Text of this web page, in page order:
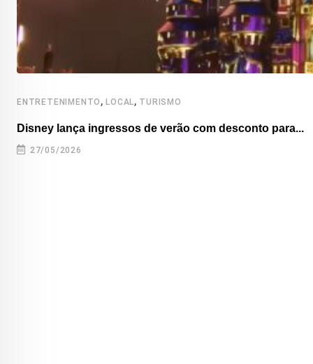
ENTRETENIMENTO ,LOCAL, TURISMO
Disney lança ingressos de verão com desconto para...
27/05/2026